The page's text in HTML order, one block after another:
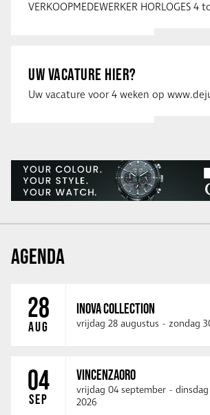
UW VACATURE HIER?
AGENDA
28
AUG
INOVA COLLECTION
vrijdag 28 augustus - zondag
04
SEP
VINCENZAORO
vrijdag 04 september -
2026